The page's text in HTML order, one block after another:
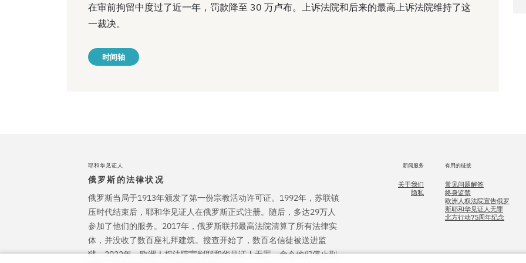
在审前拘留中度过了近一年，罚款降至 30 万卢布。上诉法院和后来的最高上诉法院维持了这
一裁决。
时间轴
耶和华见证人
俄罗斯的法律状况
俄罗斯当局于1913年颁发了第一份宗教活动许可证。1992年，苏联镇
压时代结束后，耶和华见证人在俄罗斯正式注册。随后，多达29万人
参加了他们的服务。2017年，俄罗斯联邦最高法院清算了所有法律实
体，并没收了数百座礼拜建筑。搜查开始了，数百名信徒被送进监
狱。2022年，欧洲人权法院宣判耶和华见证人无罪，命令他们停止刑
新闻服务
关于我们
隐私
有用的链接
常见问题解答
终身监禁
欧洲人权法院宣告俄罗
斯耶和华见证人无罪
北方行动75周年纪念